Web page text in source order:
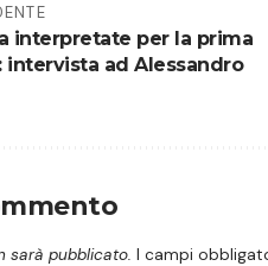
interpretate per la prima
intervista ad Alessandro
sarà pubblicato. I campi